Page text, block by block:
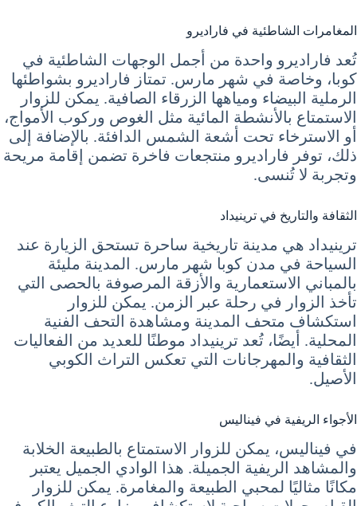
المغامرات الشاطئية في فاراديرو
تُعد فاراديرو واحدة من أجمل الوجهات الشاطئية في
كوبا، وخاصة في شهر مارس. تمتاز فاراديرو بشواطئها
الرملية البيضاء ومياهها الزرقاء الصافية. يمكن للزوار
الاستمتاع بالأنشطة المائية مثل الغوص وركوب الأمواج،
أو الاسترخاء تحت أشعة الشمس الدافئة. بالإضافة إلى
ذلك، توفر فاراديرو منتجعات فاخرة تضمن إقامة مريحة
وتجربة لا تُنسى.
الثقافة والتاريخ في ترينيداد
ترينيداد هي مدينة تاريخية ساحرة تستحق الزيارة عند
السياحة في مدن كوبا شهر مارس. المدينة مليئة
بالمباني الاستعمارية والأزقة المرصوفة بالحصى التي
تأخذ الزوار في رحلة عبر الزمن. يمكن للزوار
استكشاف متحف المدينة ومشاهدة التحف الفنية
المحلية. أيضًا، تُعد ترينيداد موطنًا للعديد من الفعاليات
الثقافية والمهرجانات التي تعكس التراث الكوبي
الأصيل.
الأجواء الريفية في فيناليس
في فيناليس، يمكن للزوار الاستمتاع بالطبيعة الخلابة
والمشاهد الريفية الجميلة. هذا الوادي الجميل يعتبر
مكانًا مثاليًا لمحبي الطبيعة والمغامرة. يمكن للزوار